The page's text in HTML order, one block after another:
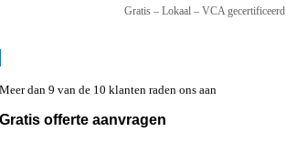
Gratis – Lokaal – VCA gecertificeerd
Meer dan 9 van de 10 klanten raden ons aan
Gratis offerte aanvragen